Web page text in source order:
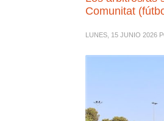
Comunitat
LUNES, 15 JUNIO 2026